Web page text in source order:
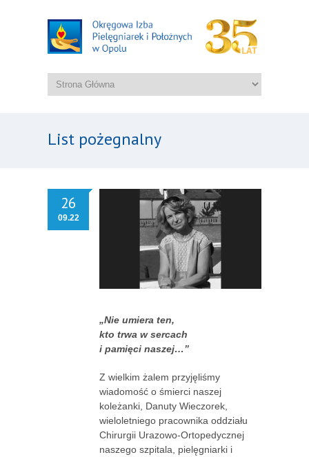
List pożegnalny
26
09.22
„Nie umiera ten,
kto trwa w sercach
i pamięci naszej…”
Z wielkim żalem przyjęliśmy
wiadomość o śmierci naszej
koleżanki, Danuty Wieczorek,
wieloletniego pracownika oddziału
Chirurgii Urazowo-Ortopedycznej
naszego szpitala, pielęgniarki i